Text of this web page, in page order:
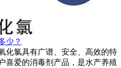
少？
化氯具有广谱、安全、高效的特
喜爱的消毒剂产品，是水产养殖